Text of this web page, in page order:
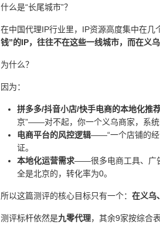
什么是“长尾城市”？
在中国代理IP行业里，IP资源高度集中在
钱”的IP，往往不在这些一线城市，而在义
为什么？
因为：
拼多多/抖音小店/快手电商的本地化推
京”——对不起，你一个义乌商家，系统
电商平台的风控逻辑——“一个店铺的经
证。
本地化运营需求——很多电商工具、广
全是北京的，转化率为0。
所以这篇测评的核心目标只有一个： 在义乌
测评标杆依然是九零代理，其余9家按综合